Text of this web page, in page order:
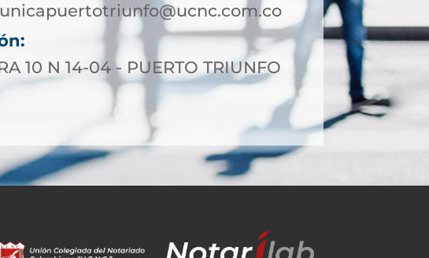
10 N 14-04 - PUERTO TRIUNFO